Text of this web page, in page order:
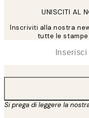
UNISCITI AL
Inscriviti alla nostra
tutte le
Si prega di leggere la